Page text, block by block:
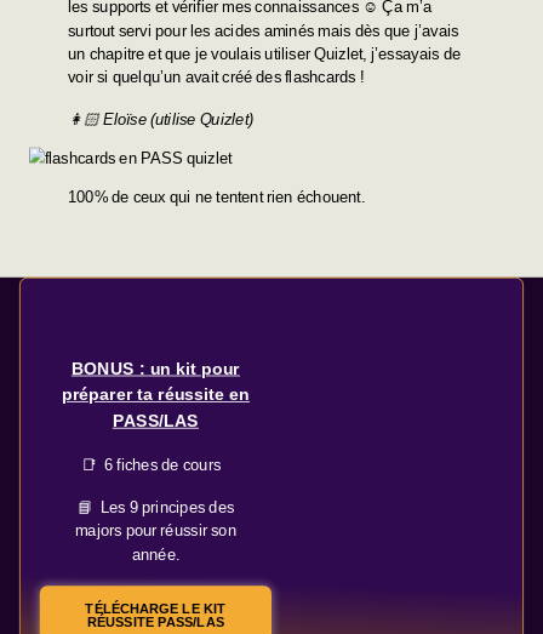
les supports et vérifier mes connaissances ☺️ Ça m’a
surtout servi pour les acides aminés mais dès que j’avais
un chapitre et que je voulais utiliser Quizlet, j’essayais de
voir si quelqu’un avait créé des flashcards !
👩🏻 Eloïse (utilise Quizlet)
100% de ceux qui ne tentent rien échouent.
BONUS : un kit pour
préparer ta réussite en
PASS/LAS
📑 6 fiches de cours
📘 Les 9 principes des
majors pour réussir son
année.
TÉLÉCHARGE LE KIT
RÉUSSITE PASS/LAS